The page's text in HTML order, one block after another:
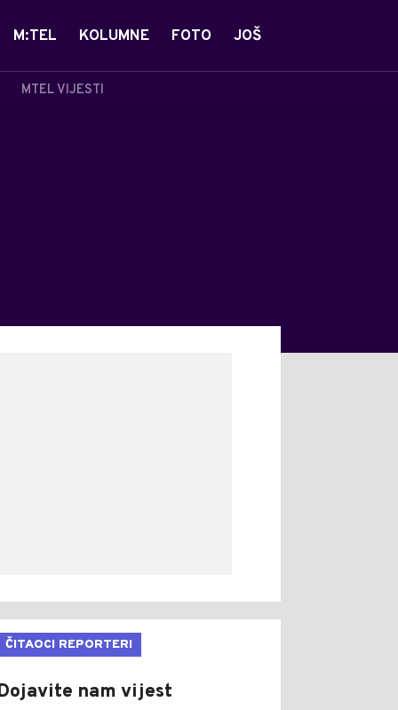
MTEL VIJESTI
M:TEL KOLUMNE FOTO JOŠ
ČITAOCI REPORTERI
nam vijest